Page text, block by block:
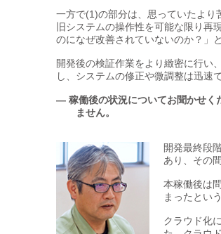
一方で(1)の部分は、思っていたより
旧システムの操作性を可能な限り
のになぜ改善されていないのか？」
開発後の検証作業をより緻密に行い
し、システムの修正や微調整は迅速
— 稼働後の状況についてお聞かせく
ません。
開発最終段
あり、その
本稼働後は
まったとい
クラウド化